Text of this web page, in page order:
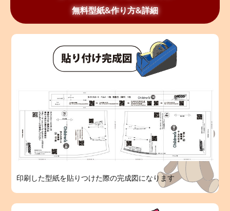
無料型紙&作り方&詳細
印刷した型紙を貼りつけた際の完成図になります